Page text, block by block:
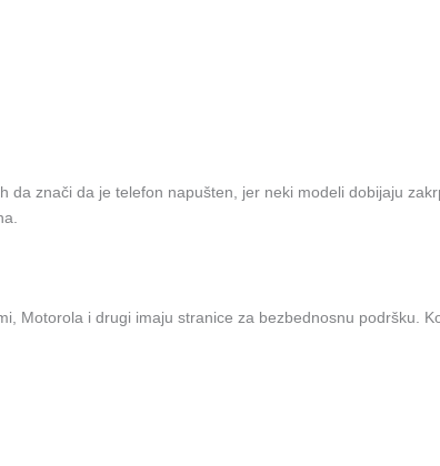
znači da je telefon napušten, jer neki modeli dobijaju
Motorola i drugi imaju stranice za bezbednosnu podršku.